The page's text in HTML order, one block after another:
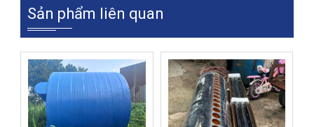
Sản phẩm liên quan